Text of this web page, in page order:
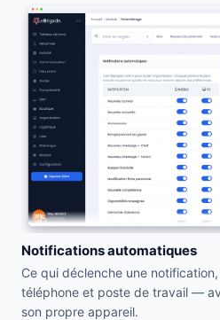
Notifications automatiques
Ce qui déclenche une
téléphone et poste de travail —
son propre appareil.